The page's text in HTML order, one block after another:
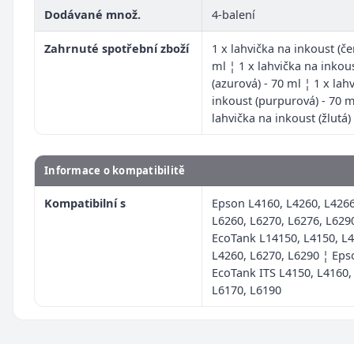
Dodávané množ. 4-balení
Zahrnuté spotřební zboží
1 x lahvička na inkoust
ml ¦ 1 x lahvička na
(azurová) - 70 ml ¦ 1 x
inkoust (purpurová) - 70
lahvička na inkoust
Informace o kompatibilitě
Kompatibilní s
Epson L4160, L4260,
L6260, L6270, L6276,
EcoTank L14150, L4150,
L4260, L6270, L6290 ¦
EcoTank ITS L4150,
L6170, L6190